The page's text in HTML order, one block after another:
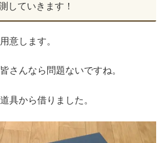
していきます！
意します。
さんなら問題ないですね。
具から借りました。